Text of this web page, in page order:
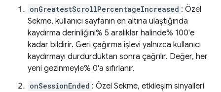
onGreatestScrollPercentageIncreased : Özel
Sekme, kullanıcı sayfanın en altına ulaştığında
kaydırma derinliğini% 5 aralıklar halinde% 100'e
kadar bildirir. Geri çağırma işlevi yalnızca kullanıcı
kaydırmayı durdurduktan sonra çağrılır. Değer, her
yeni gezinmeyle% 0'a sıfırlanır.
onSessionEnded : Özel Sekme, etkileşim sinyalleri